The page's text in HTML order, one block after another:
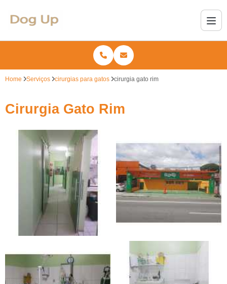
Home Serviços cirurgias para gatos cirurgia gato rim
Cirurgia Gato Rim